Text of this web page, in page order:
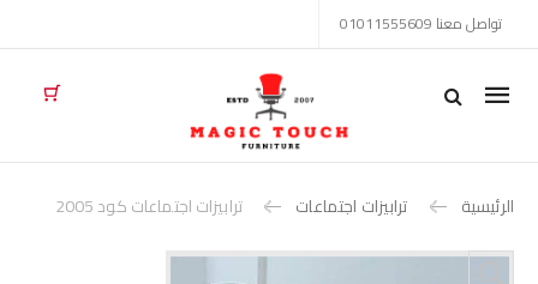
تواصل معنا 01011555609
Mobile
الرئيسية ترابيزات اجتماعات
ترابيزات اجتماعات كود 2005
Skip to content